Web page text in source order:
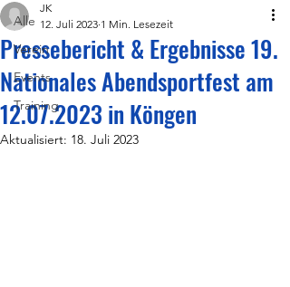
Alle
Verein
Events
Training
Pressebericht & Ergebnisse 19.
Nationales Abendsportfest am
12.07.2023 in Köngen
JK
12. Juli 2023 1 Min. Lesezeit
Aktualisiert: 18. Juli 2023